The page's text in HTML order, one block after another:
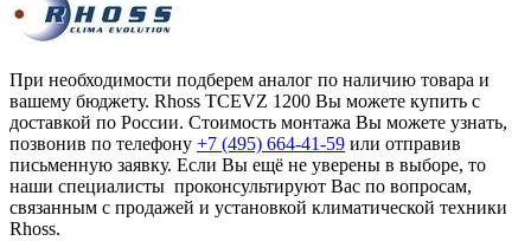
При необходимости подберем аналог по наличию товара и
вашему бюджету. Rhoss TCEVZ 1200 Вы можете купить с
доставкой по России. Стоимость монтажа Вы можете узнать,
позвонив по телефону +7 (495) 664-41-59 или отправив
письменную заявку. Если Вы ещё не уверены в выборе, то
наши специалисты проконсультируют Вас по вопросам,
связанным с продажей и установкой климатической техники
Rhoss.